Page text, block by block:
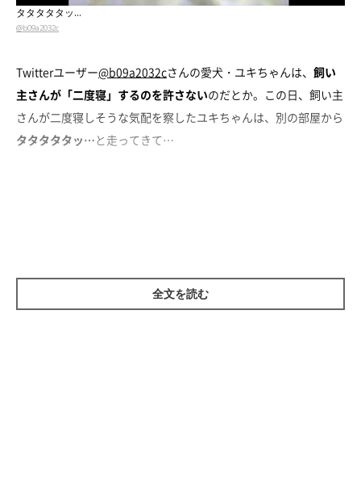
タタタタタッ…
@b09a2032c
Twitterユーザー@b09a2032cさんの愛犬・ユキちゃんは、 飼い
主さんが「二度寝」するのを許さないのだとか。この日、飼い主
さんが二度寝しそうな気配を察したユキちゃんは、別の部屋から
タタタタタッ…と走ってきて…
全文を読む